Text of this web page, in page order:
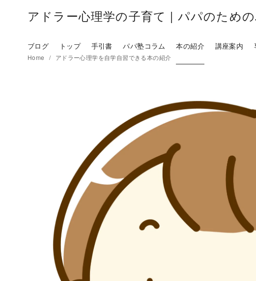
アドラー心理学の子育て | パパのため
ブログ トップ 手引書 パパ塾コラム 本の紹介 講座案内
Home アドラー心理学を自学自習できる本の紹介